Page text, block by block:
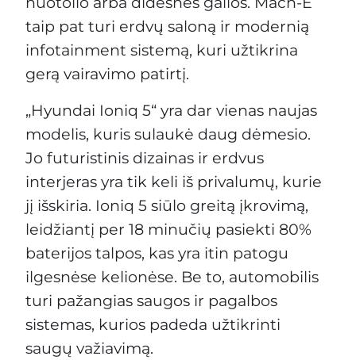
taip pat turi erdvų saloną ir modernią
infotainment sistemą, kuri užtikrina
gerą vairavimo patirtį.
„Hyundai Ioniq 5“ yra dar vienas naujas
modelis, kuris sulaukė daug dėmesio.
Jo futuristinis dizainas ir erdvus
interjeras yra tik keli iš privalumų, kurie
jį išskiria. Ioniq 5 siūlo greitą įkrovimą,
leidžiantį per 18 minučių pasiekti 80%
baterijos talpos, kas yra itin patogu
ilgesnėse kelionėse. Be to, automobilis
turi pažangias saugos ir pagalbos
sistemas, kurios padeda užtikrinti
saugų važiavimą.